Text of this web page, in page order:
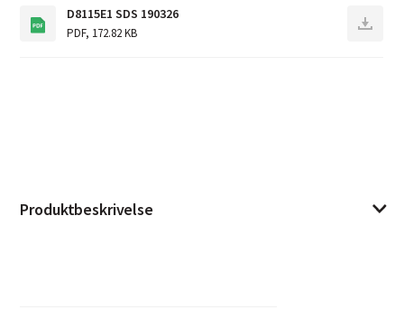
D8115E1 SDS 190326
PDF, 172.82 KB
Produktbeskrivelse